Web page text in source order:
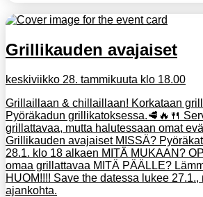
Grillikauden avajaiset
keskiviikko 28. tammikuuta klo 18.00
Grillaillaan & chillaillaan! Korkataan
Pyöräkadun grillikatoksessa.🥩🔥🍴
grillattavaa, mutta halutessaan omat
Grillikauden avajaiset MISSÄ?
28.1. klo 18 alkaen MITÄ MUKAAN?
omaa grillattavaa MITÄ PÄÄLLE?
HUOM!!!! Save the datessa lukee 27.1.,
ajankohta.